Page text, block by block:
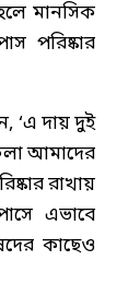
মানসিক
পরিষ্কার
‘এ দায় দুই
আমাদের
রাখায়
এভাবে
কাছেও